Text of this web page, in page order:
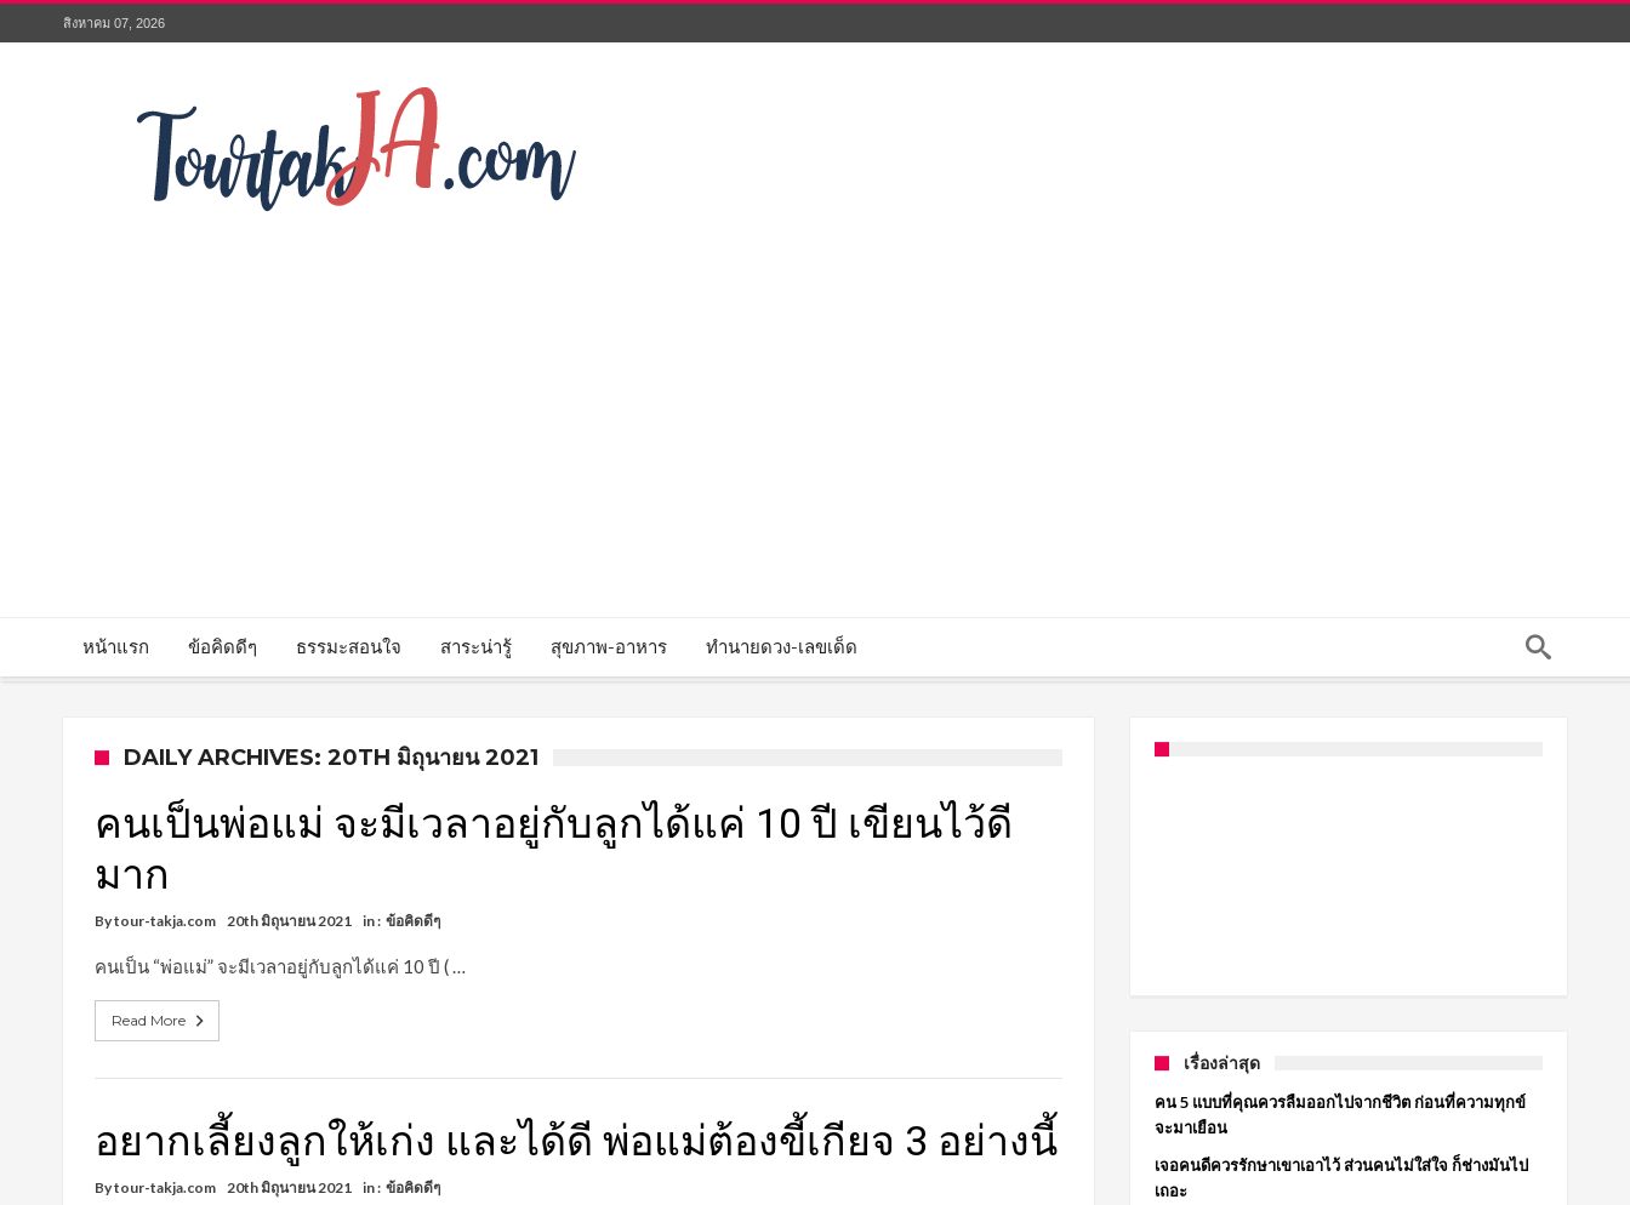
สิงหาคม 07, 2026
หน้าแรก ข้อคิดดีๆ ธรรมะสอนใจ สาระน่ารู้ สุขภาพ-อาหาร ทำนายดวง-เลขเด็ด
DAILY ARCHIVES: 20TH มิถุนายน 2021
คนเป็นพ่อแม่ จะมีเวลาอยู่กับลูกได้แค่ 10 ปี เขียนไว้ดี
มาก
Bytour-takja.com 20th มิถุนายน 2021 in : ข้อคิดดีๆ
คนเป็น “พ่อแม่” จะมีเวลาอยู่กับลูกได้แค่ 10 ปี ( …
Read More
อยากเลี้ยงลูกให้เก่ง และได้ดี พ่อแม่ต้องขี้เกียจ 3 อย่างนี้
Bytour-takja.com 20th มิถุนายน 2021 in : ข้อคิดดีๆ
เรื่องล่าสุด
คน 5 แบบที่คุณควรลืมออกไปจากชีวิต ก่อนที่ความทุกข์
จะมาเยือน
เจอคนดีควรรักษาเขาเอาไว้ ส่วนคนไม่ใส่ใจ ก็ช่างมันไป
เถอะ